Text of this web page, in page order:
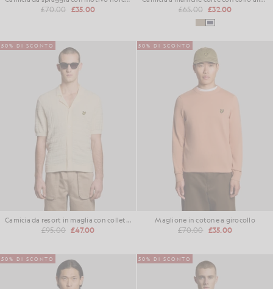
£70.00 £35.00 £65.00 £32.00
50% DI SCONTO
Camicia da resort in maglia con colletto Revere
£95.00 £47.00
50% DI SCONTO
Maglione in cotone a girocollo
£70.00 £35.00
50% DI SCONTO 50% DI SCONTO